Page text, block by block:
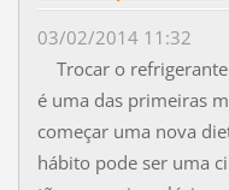
03/02/2014 11:32
Trocar o
é uma das primeiras
começar uma nova
hábito pode ser uma